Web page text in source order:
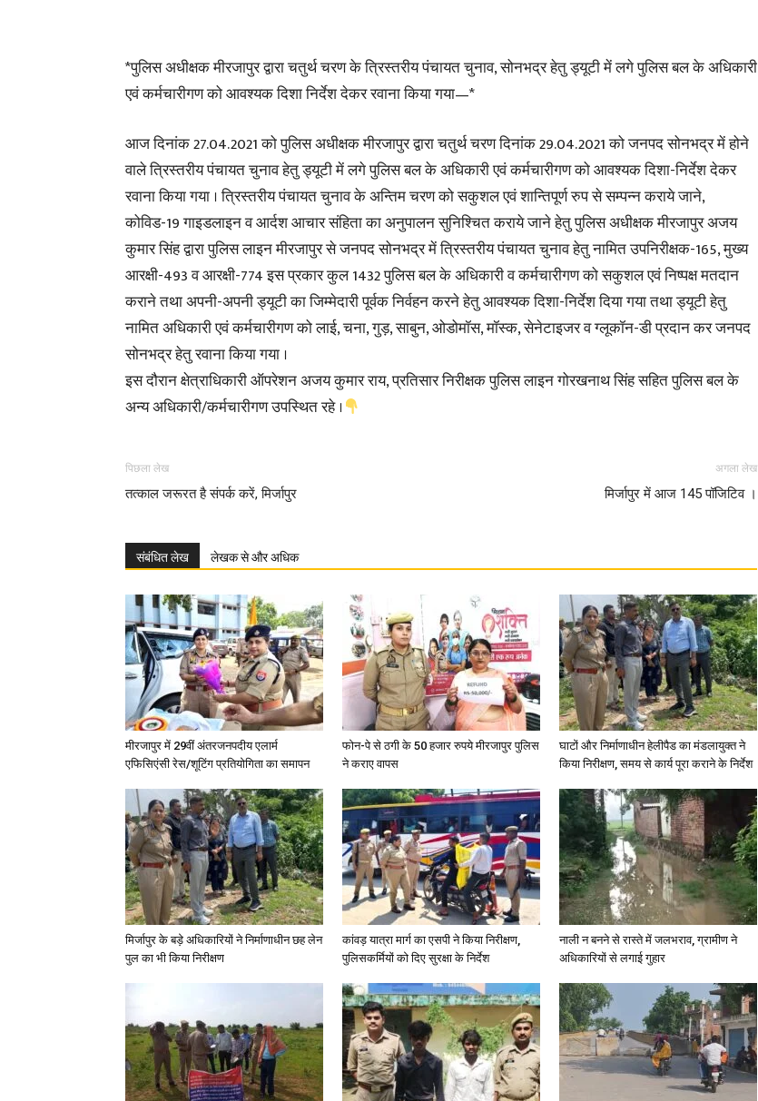
Latest
News
Hindi,
Today
Hindi
News
Paper
*पुलिस अधीक्षक मीरजापुर द्वारा चतुर्थ चरण के त्रिस्तरीय पंचायत चुनाव, सोनभद्र हेतु ड्यूटी में लगे पुलिस बल के अधिकारी
एवं कर्मचारीगण को आवश्यक दिशा निर्देश देकर रवाना किया गया—*
आज दिनांक 27.04.2021 को पुलिस अधीक्षक मीरजापुर द्वारा चतुर्थ चरण दिनांक 29.04.2021 को जनपद सोनभद्र में होने
वाले त्रिस्तरीय पंचायत चुनाव हेतु ड्यूटी में लगे पुलिस बल के अधिकारी एवं कर्मचारीगण को आवश्यक दिशा-निर्देश देकर
रवाना किया गया । त्रिस्तरीय पंचायत चुनाव के अन्तिम चरण को सकुशल एवं शान्तिपूर्ण रुप से सम्पन्न कराये जाने,
कोविड-19 गाइडलाइन व आर्दश आचार संहिता का अनुपालन सुनिश्चित कराये जाने हेतु पुलिस अधीक्षक मीरजापुर अजय
कुमार सिंह द्वारा पुलिस लाइन मीरजापुर से जनपद सोनभद्र में त्रिस्तरीय पंचायत चुनाव हेतु नामित उपनिरीक्षक-165, मुख्य
आरक्षी-493 व आरक्षी-774 इस प्रकार कुल 1432 पुलिस बल के अधिकारी व कर्मचारीगण को सकुशल एवं निष्पक्ष मतदान
कराने तथा अपनी-अपनी ड्यूटी का जिम्मेदारी पूर्वक निर्वहन करने हेतु आवश्यक दिशा-निर्देश दिया गया तथा ड्यूटी हेतु
नामित अधिकारी एवं कर्मचारीगण को लाई, चना, गुड़, साबुन, ओडोमॉस, मॉस्क, सेनेटाइजर व ग्लूकॉन-डी प्रदान कर जनपद
सोनभद्र हेतु रवाना किया गया ।
इस दौरान क्षेत्राधिकारी ऑपरेशन अजय कुमार राय, प्रतिसार निरीक्षक पुलिस लाइन गोरखनाथ सिंह सहित पुलिस बल के
अन्य अधिकारी/कर्मचारीगण उपस्थित रहे ।
पिछला लेख
तत्काल जरूरत है संपर्क करें, मिर्जापुर
अगला लेख
मिर्जापुर में आज 145 पॉजिटिव ।
संबंधित लेख लेखक से और अधिक
मीरजापुर में 29वीं अंतरजनपदीय एलार्म
एफिसिएंसी रेस/शूटिंग प्रतियोगिता का समापन
फोन-पे से ठगी के 50 हजार रुपये मीरजापुर पुलिस
ने कराए वापस
घाटों और निर्माणाधीन हेलीपैड का मंडलायुक्त ने
किया निरीक्षण, समय से कार्य पूरा कराने के निर्देश
मिर्जापुर के बड़े अधिकारियों ने निर्माणाधीन छह लेन
पुल का भी किया निरीक्षण
कांवड़ यात्रा मार्ग का एसपी ने किया निरीक्षण,
पुलिसकर्मियों को दिए सुरक्षा के निर्देश
नाली न बनने से रास्ते में जलभराव, ग्रामीण ने
अधिकारियों से लगाई गुहार